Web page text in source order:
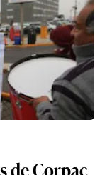
de Corpac